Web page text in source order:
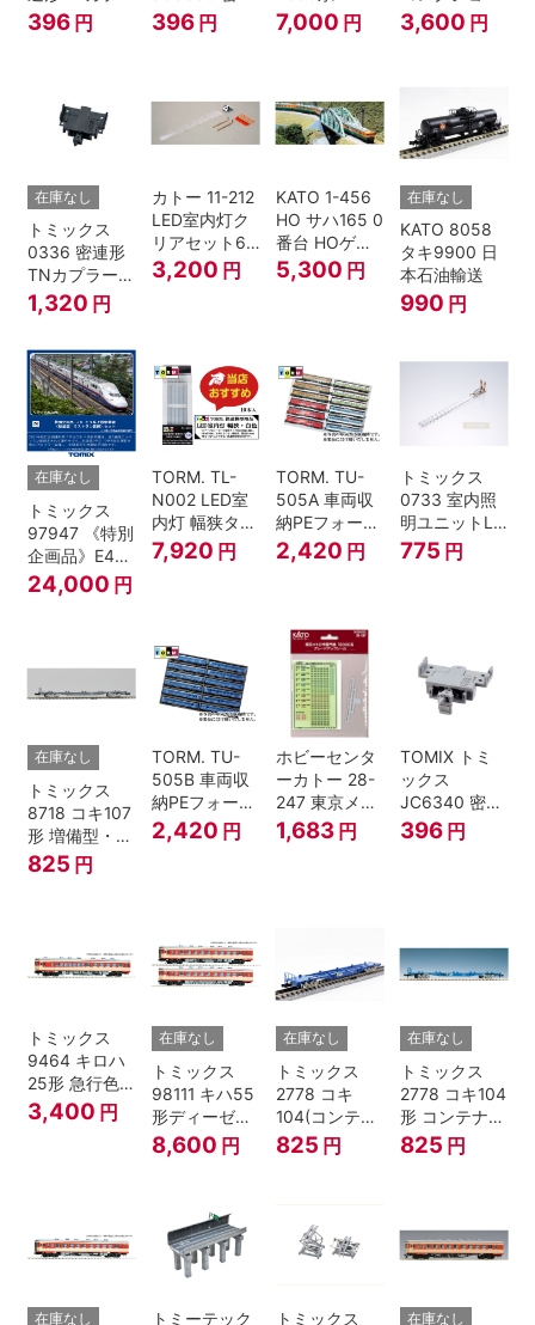
ーSP・黒(キ
ハ52-100用)
396 円
形TNカプラー
(SP・グレ
転台側) 鉄道
模型 Nゲージ
396 円
ゾートビュー
ふるさと」 2
7,000 円
名古屋鉄道
6000系 白帯
nゲージ
3,600 円
在庫なし
トミックス
0336 密連形
TNカプラー
(6個・SP・
黒)
1,320 円
カトー 11-212
LED室内灯ク
リアセット6
入 Nゲージ
3,200 円
KATO 1-456
HO サハ165 0
番台 HOゲー
ジ
5,300 円
在庫なし
KATO 8058
タキ9900 日
本石油輸送
990 円
在庫なし
トミックス
97947 《特別
企画品》E4系
上越新幹線 新
塗装・ラスト
24,000 円
TORM. TL-
N002 LED室
内灯 幅狭タイ
プ・白色 10本
鉄道模型
7,920 円
TORM. TU-
505A 車両収
納PEフォーム
12両用 (ライ
トグレー) 2枚
2,420 円
トミックス
0733 室内照
明ユニットLC
(白色)
775 円
在庫なし
トミックス
8718 コキ107
形 増備型・コ
ンテナなし Ｎ
ゲージ
825 円
TORM. TU-
505B 車両収
納PEフォーム
12両用 (ダー
クグレー) 2枚
2,420 円
ホビーセンタ
ーカトー 28-
247 東京メト
ロ半蔵門線
18000系グレ
1,683 円
TOMIX トミ
ックス
JC6340 密連
形TNカプラー
(SP・グレ
ジ
396 円
トミックス
9464 キロハ
25形 急行色･
一段窓 Nゲー
ジ
3,400 円
在庫なし
トミックス
98111 キハ55
形ディーゼル
カー 急行色･
一段窓 2両セ
8,600 円
在庫なし
トミックス
2778 コキ
104(コンテナ
無し) Nゲージ
825 円
在庫なし
トミックス
2778 コキ104
形 コンテナな
し
825 円
在庫なし
トミーテック
トミックス
在庫なし